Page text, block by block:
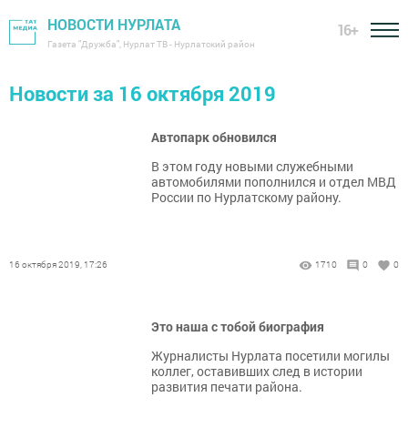
НОВОСТИ НУРЛАТА
Газета "Дружба", Нурлат ТВ - Нурлатский район
16+
Новости за 16 октября 2019
Автопарк обновился
В этом году новыми служебными
автомобилями пополнился и отдел МВД
России по Нурлатскому району.
16 октября 2019, 17:26 1710 0 0
Это наша с тобой биография
Журналисты Нурлата посетили могилы
коллег, оставивших след в истории
развития печати района.